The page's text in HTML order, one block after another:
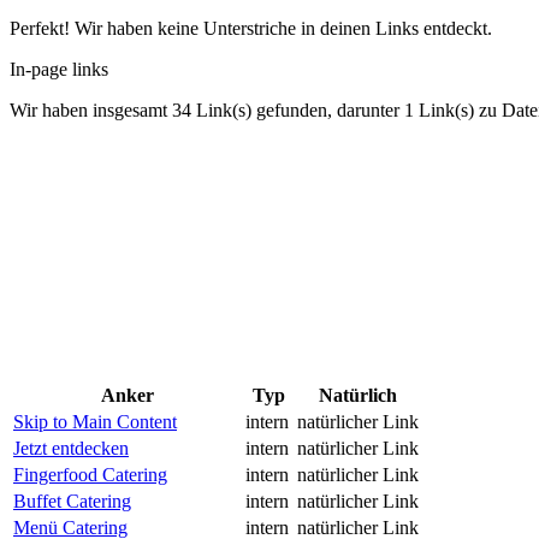
Perfekt! Wir haben keine Unterstriche in deinen Links entdeckt.
In-page links
Wir haben insgesamt 34 Link(s) gefunden, darunter 1 Link(s) zu
Anker Typ
Natürlich
Skip to Main Content
intern natürlicher Link
Jetzt entdecken
intern natürlicher Link
Fingerfood Catering
intern natürlicher Link
Buffet Catering
intern natürlicher Link
Menü Catering
intern natürlicher Link